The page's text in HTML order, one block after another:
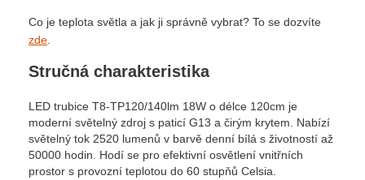
Co je teplota světla a jak ji správně vybrat? To se dozvíte
zde
Stručná charakteristika
LED trubice T8-TP120/140lm 18W o délce 120cm je
moderní světelný zdroj s paticí G13 a čirým krytem. Nabízí
světelný tok 2520 lumenů v barvě denní bílá s životností až
50000 hodin. Hodí se pro efektivní osvětlení vnitřních
prostor s provozní teplotou do 60 stupňů Celsia.